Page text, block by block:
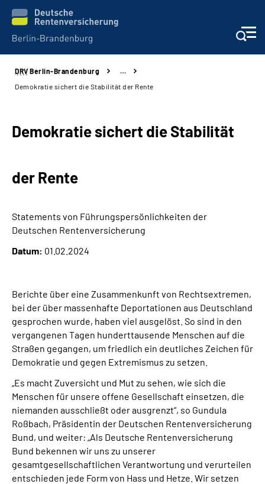
Aktuelles
Presse
Leichte Sprache
Suche
Mein Kundenportal
DRV Berlin-Brandenburg
…
Demokratie sichert die Stabilität der Rente
Demokratie sichert die Stabilität
der Rente
Statements von Führungspersönlichkeiten der
Deutschen Rentenversicherung
Datum: 01.02.2024
Berichte über eine Zusammenkunft von Rechtsextremen,
bei der über massenhafte Deportationen aus Deutschland
gesprochen wurde, haben viel ausgelöst. So sind in den
vergangenen Tagen hunderttausende Menschen auf die
Straßen gegangen, um friedlich ein deutliches Zeichen für
Demokratie und gegen Extremismus zu setzen.
„Es macht Zuversicht und Mut zu sehen, wie sich die
Menschen für unsere offene Gesellschaft einsetzen, die
niemanden ausschließt oder ausgrenzt“, so Gundula
Roßbach, Präsidentin der Deutschen Rentenversicherung
Bund, und weiter: „Als Deutsche Rentenversicherung
Bund bekennen wir uns zu unserer
gesamtgesellschaftlichen Verantwortung und verurteilen
entschieden jede Form von Hass und Hetze. Wir setzen